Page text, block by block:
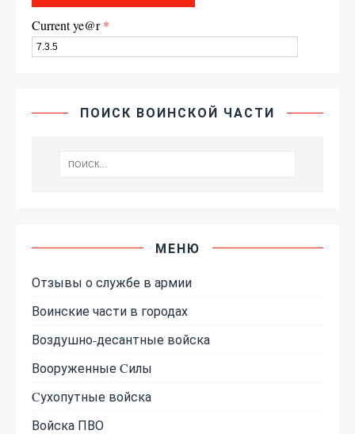
Current ye@r*
ПОИСК ВОИНСКОЙ ЧАСТИ
МЕНЮ
Отзывы о службе в армии
Воинские части в городах
Воздушно-десантные войска
Вооруженные Cилы
Cухопутные войска
Войска ПВО